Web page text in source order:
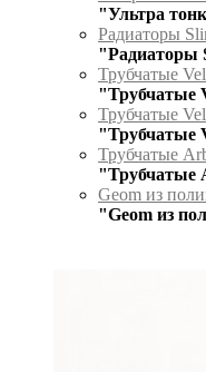
"Ультра
Радиаторы
"Радиаторы
Трубчатые
"Трубчатые
Трубчатые
"Трубчатые
Трубчатые
"Трубчатые
Geom из
"Geom из